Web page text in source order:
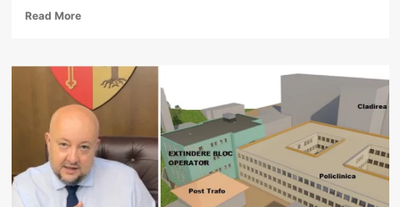
Read MoreRead
La
Șirineasa,
exemplu
de
eficientă
și
responsabilă
a